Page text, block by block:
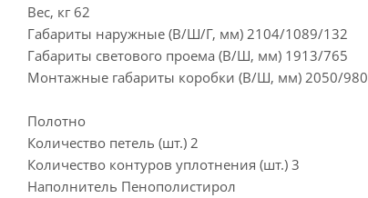
Вес, кг 62
Габариты наружные (В/Ш/Г, мм) 2104/1089/132
Габариты светового проема (В/Ш, мм) 1913/765
Монтажные габариты коробки (В/Ш, мм) 2050/980
Полотно
Количество петель (шт.) 2
Количество контуров уплотнения (шт.) 3
Наполнитель Пенополистирол